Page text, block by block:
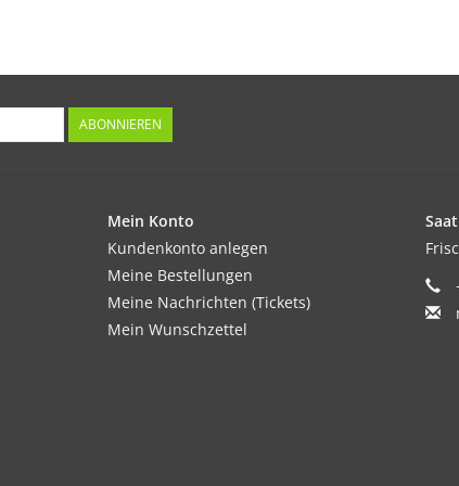
und Hummeln die Blüten bestäuben können.
Inhalt:
ABONNIEREN
Mein Konto
Kundenkonto anlegen
Meine Bestellungen
Meine Nachrichten (Tickets)
Mein Wunschzettel